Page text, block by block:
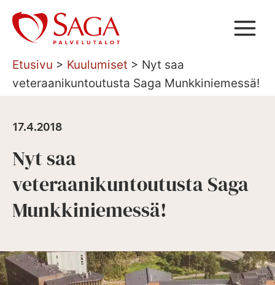
Siirry
sisältöön
Etusivu > Kuulumiset > Nyt saa
veteraanikuntoutusta Saga Munkkiniemessä!
17.4.2018
Nyt saa
veteraanikuntoutusta Saga
Munkkiniemessä!